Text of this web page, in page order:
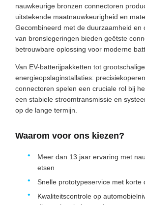
nauwkeurige bronzen connectoren
uitstekende maatnauwkeurigheid en
Gecombineerd met de duurzaamheid en
van bronslegeringen bieden geëtste
betrouwbare oplossing voor moderne
Van EV-batterijpakketten tot grootschalige
energieopslaginstallaties:
connectoren spelen een cruciale rol bij
een stabiele stroomtransmissie en
op de lange termijn.
Waarom voor ons kiezen?
Meer dan 13 jaar ervaring met
etsen
Snelle prototypeservice met korte
Kwaliteitscontrole op